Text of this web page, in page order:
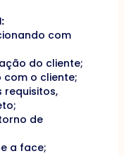
com
do cliente;
o cliente;
requisitos,
de
a face;